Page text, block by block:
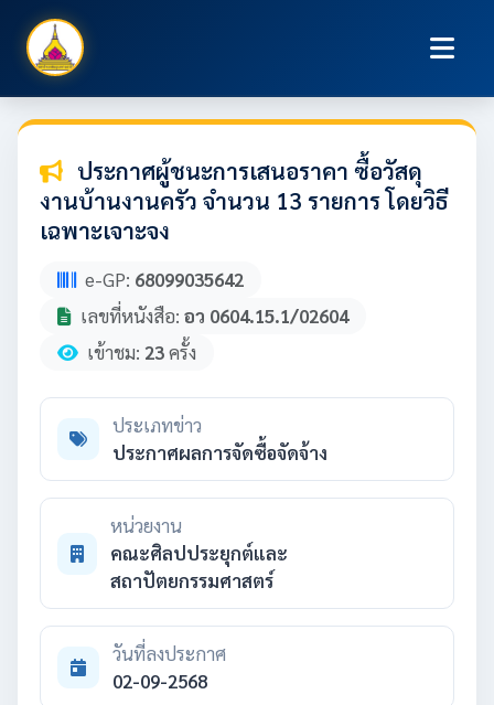
ประกาศผู้ชนะการเสนอราคา ซื้อวัสดุ
งานบ้านงานครัว จำนวน 13 รายการ โดยวิธี
เฉพาะเจาะจง
e-GP: 68099035642
เลขที่หนังสือ: อว 0604.15.1/02604
เข้าชม: 23ครั้ง
ประเภทข่าว
ประกาศผลการจัดซื้อจัดจ้าง
หน่วยงาน
คณะศิลปประยุกต์และ
สถาปัตยกรรมศาสตร์
วันที่ลงประกาศ
02-09-2568